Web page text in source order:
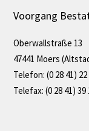
Voorgang
Oberwallstraße 13
47441 Moers
Telefon: (0 28 41) 22
Telefax: (0 28 41) 39